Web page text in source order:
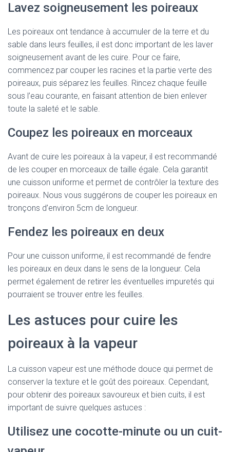
Lavez soigneusement les poireaux
Les poireaux ont tendance à accumuler de la terre et du
sable dans leurs feuilles, il est donc important de les laver
soigneusement avant de les cuire. Pour ce faire,
commencez par couper les racines et la partie verte des
poireaux, puis séparez les feuilles. Rincez chaque feuille
sous l’eau courante, en faisant attention de bien enlever
toute la saleté et le sable.
Coupez les poireaux en morceaux
Avant de cuire les poireaux à la vapeur, il est recommandé
de les couper en morceaux de taille égale. Cela garantit
une cuisson uniforme et permet de contrôler la texture des
poireaux. Nous vous suggérons de couper les poireaux en
tronçons d’environ 5cm de longueur.
Fendez les poireaux en deux
Pour une cuisson uniforme, il est recommandé de fendre
les poireaux en deux dans le sens de la longueur. Cela
permet également de retirer les éventuelles impuretés qui
pourraient se trouver entre les feuilles.
Les astuces pour cuire les
poireaux à la vapeur
La cuisson vapeur est une méthode douce qui permet de
conserver la texture et le goût des poireaux. Cependant,
pour obtenir des poireaux savoureux et bien cuits, il est
important de suivre quelques astuces :
Utilisez une cocotte-minute ou un cuit-